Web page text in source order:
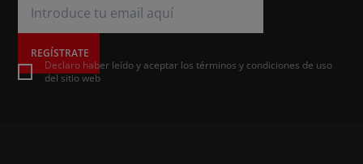
REGÍSTRATE
Declaro haber leído y aceptar los términos y condiciones de uso
del sitio web